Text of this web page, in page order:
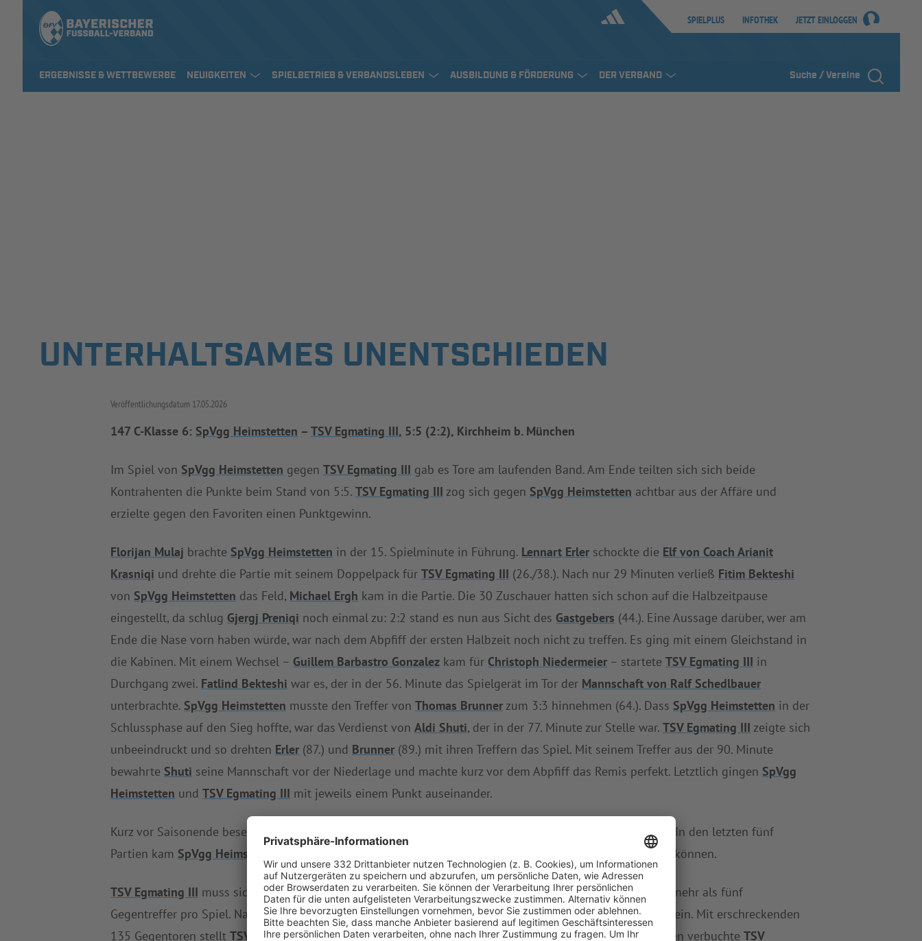
SPIELPLUS INFOTHEK JETZT EINLOGGEN
ERGEBNISSE & WETTBEWERBE NEUIGKEITEN SPIELBETRIEB & VERBANDSLEBEN AUSBILDUNG & FÖRDERUNG DER VERBAND Suche / Vereine
UNTERHALTSAMES UNENTSCHIEDEN
Veröffentlichungsdatum 17.05.2026
147 C-Klasse 6: SpVgg Heimstetten –TSV Egmating III, 5:5 (2:2), Kirchheim b. München
Im Spiel von SpVgg Heimstetten gegenTSV Egmating III gab es Tore am laufenden Band. Am Ende teilten sich sich beide
Kontrahenten die Punkte beim Stand von 5:5.TSV Egmating III zog sich gegen SpVgg Heimstetten achtbar aus der Affäre und
erzielte gegen den Favoriten einen Punktgewinn.
Florijan Mulaj brachte SpVgg Heimstetten in der 15. Spielminute in Führung. Lennart Erler schockte die Elf von Coach Arianit
Krasniqi und drehte die Partie mit seinem Doppelpack fürTSV Egmating III (26./38.). Nach nur 29 Minuten verließ Fitim Bekteshi
von SpVgg Heimstetten das Feld, Michael Ergh kam in die Partie. Die 30 Zuschauer hatten sich schon auf die Halbzeitpause
eingestellt, da schlug Gjergj Preniqi noch einmal zu: 2:2 stand es nun aus Sicht des Gastgebers (44.). Eine Aussage darüber, wer am
Ende die Nase vorn haben würde, war nach dem Abpfiff der ersten Halbzeit noch nicht zu treffen. Es ging mit einem Gleichstand in
die Kabinen. Mit einem Wechsel – Guillem Barbastro Gonzalez kam für Christoph Niedermeier – starteteTSV Egmating III in
Durchgang zwei. Fatlind Bekteshi war es, der in der 56. Minute das Spielgerät im Tor der Mannschaft von Ralf Schedlbauer
unterbrachte. SpVgg Heimstetten musste den Treffer vonThomas Brunner zum 3:3 hinnehmen (64.). Dass SpVgg Heimstetten in der
Schlussphase auf den Sieg hoffte, war das Verdienst vonAldi Shuti, der in der 77. Minute zur Stelle war.TSV Egmating III zeigte sich
unbeeindruckt und so drehten Erler (87.) und Brunner (89.) mit ihren Treffern das Spiel. Mit seinem Treffer aus der 90. Minute
bewahrte Shuti seine Mannschaft vor der Niederlage und machte kurz vor dem Abpfiff das Remis perfekt. Letztlich gingen SpVgg
Heimstetten undTSV Egmating III mit jeweils einem Punkt auseinander.
Kurz vor Saisonende besetzt
mit 21 Punkten den zwölften Tabellenplatz. Ausbaufähig: In den letzten fünf
Partien kam SpVgg Heimstetten auf insgesamt nur einen Punkt und hätte somit noch einiges mehr holen können.
TSV Egmating III muss sich ohne Zweifel um die eigene Abwehr kümmern. Im Schnitt kassierte das Team mehr als fünf
Gegentreffer pro Spiel. Nach 25 absolvierten Begegnungen nehmen dieGästeden 14. Platz in der Tabelle ein. Mit erschreckenden
135 Gegentoren stelltTSV Egmating IIIdie schlechteste Abwehr der Liga. Aus den vergangenen fünf Partien verbuchteTSV